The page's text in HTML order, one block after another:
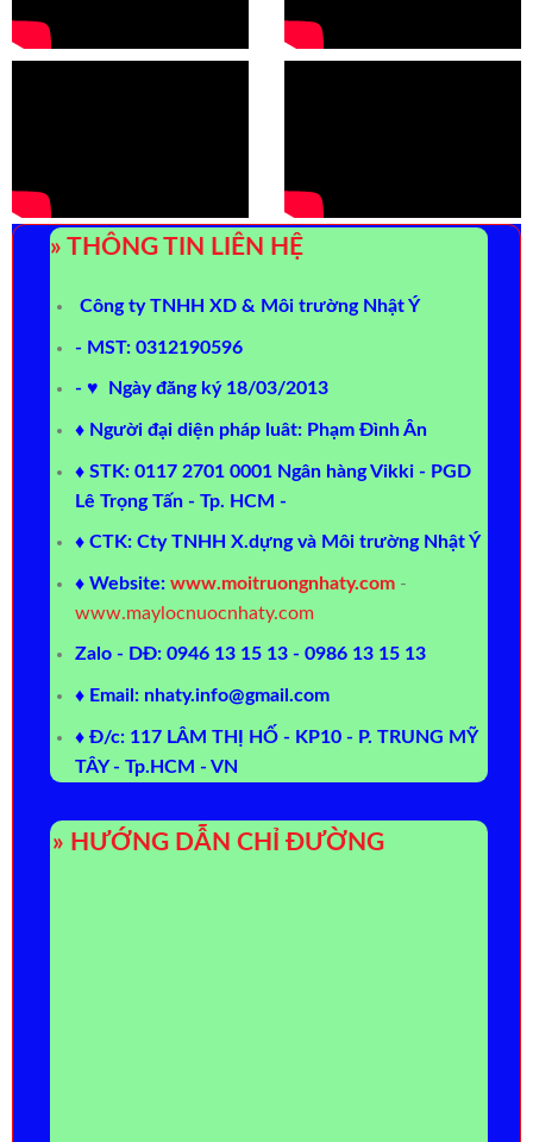
» THÔNG TIN LIÊN HỆ
Công ty TNHH XD & Môi trường Nhật Ý
- MST: 0312190596
- ♥ Ngày đăng ký 18/03/2013
♦ Người đại diện pháp luât: Phạm Đình Ân
♦ STK: 0117 2701 0001 Ngân hàng Vikki - PGD
Lê Trọng Tấn - Tp. HCM -
♦ CTK: Cty TNHH X.dựng và Môi trường Nhật Ý
♦ Website: www.moitruongnhaty.com -
www.maylocnuocnhaty.com
Zalo - DĐ: 0946 13 15 13 - 0986 13 15 13
♦ Email: nhaty.info@gmail.com
♦ Đ/c: 117 LÂM THỊ HỐ - KP10 - P. TRUNG MỸ
TÂY - Tp.HCM - VN
» HƯỚNG DẪN CHỈ ĐƯỜNG